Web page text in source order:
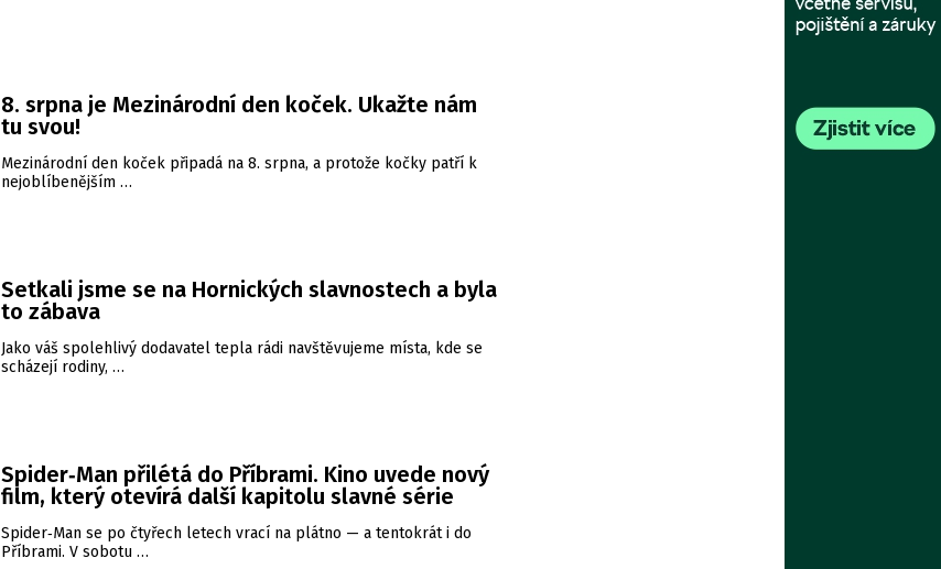
8. srpna je Mezinárodní den koček. Ukažte nám
tu svou!
Mezinárodní den koček připadá na 8. srpna, a protože kočky patří k
nejoblíbenějším …
Setkali jsme se na Hornických slavnostech a byla
to zábava
Jako váš spolehlivý dodavatel tepla rádi navštěvujeme místa, kde se
scházejí rodiny, …
Spider‑Man přilétá do Příbrami. Kino uvede nový
film, který otevírá další kapitolu slavné série
Spider‑Man se po čtyřech letech vrací na plátno — a tentokrát i do
Příbrami. V sobotu …